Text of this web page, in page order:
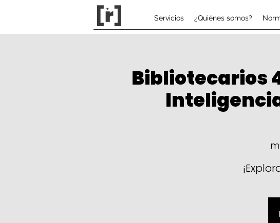
Servicios ¿Quiénes somos?
Bibliotecarios